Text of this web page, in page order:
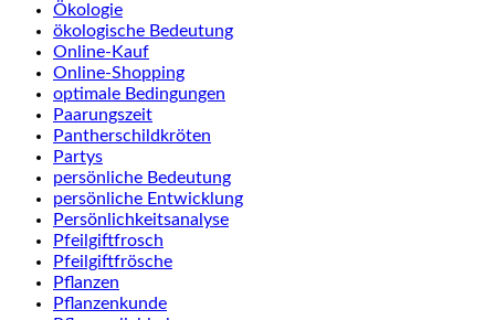
Ökologie
ökologische Bedeutung
Online-Kauf
Online-Shopping
optimale Bedingungen
Paarungszeit
Pantherschildkröten
Partys
persönliche Bedeutung
persönliche Entwicklung
Persönlichkeitsanalyse
Pfeilgiftfrosch
Pfeilgiftfrösche
Pflanzen
Pflanzenkunde